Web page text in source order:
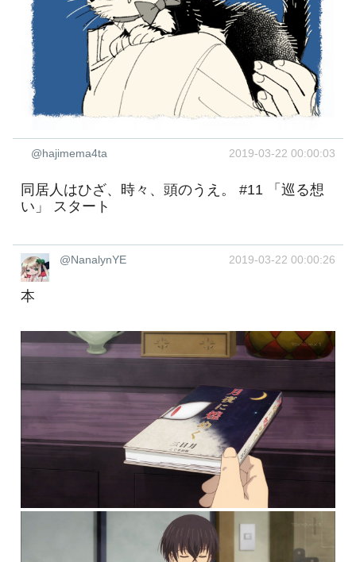
@hajimema4ta 2019-03-22 00:00:03
同居人はひざ、時々、頭のうえ。 #11 「巡る想
い」 スタート
@NanalynYE 2019-03-22 00:00:26
本